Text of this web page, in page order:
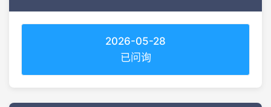
2026-05-28
已问询